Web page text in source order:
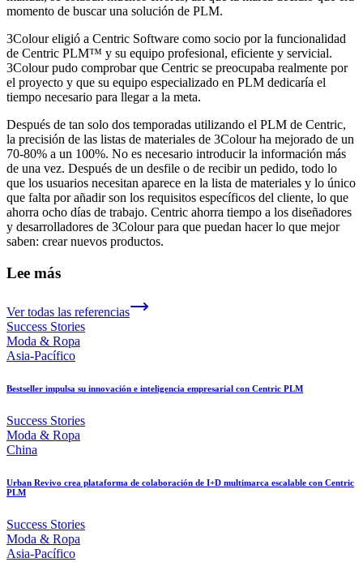
momento de buscar una solución de PLM.
3Colour eligió a Centric Software como socio por la funcionalidad
de Centric PLM™ y su equipo profesional, eficiente y servicial.
3Colour pudo comprobar que Centric se preocupaba realmente por
el proyecto y que su equipo especializado en PLM dedicaría el
tiempo necesario para llegar a la meta.
Después de tan solo dos temporadas utilizando el PLM de Centric,
la precisión de las listas de materiales de 3Colour ha mejorado de un
70-80% a un 100%. No es necesario introducir la información más
de una vez. Después de un desfile o de recibir un pedido, todo lo
que los usuarios necesitan aparece en la lista de materiales y lo único
que falta por añadir son los requisitos específicos del cliente, lo que
ahorra ocho días de trabajo. Centric ahorra tiempo a los diseñadores
y desarrolladores de 3Colour para que puedan hacer lo que mejor
saben: crear nuevos productos.
Lee más
Ver todas las referencias
Success Stories
Moda & Ropa
Asia-Pacífico
Bestseller impulsa su innovación e inteligencia empresarial con Centric PLM
Success Stories
Moda & Ropa
China
Urban Revivo crea plataforma de colaboración de I+D multimarca escalable con Centric
PLM
Success Stories
Moda & Ropa
Asia-Pacífico